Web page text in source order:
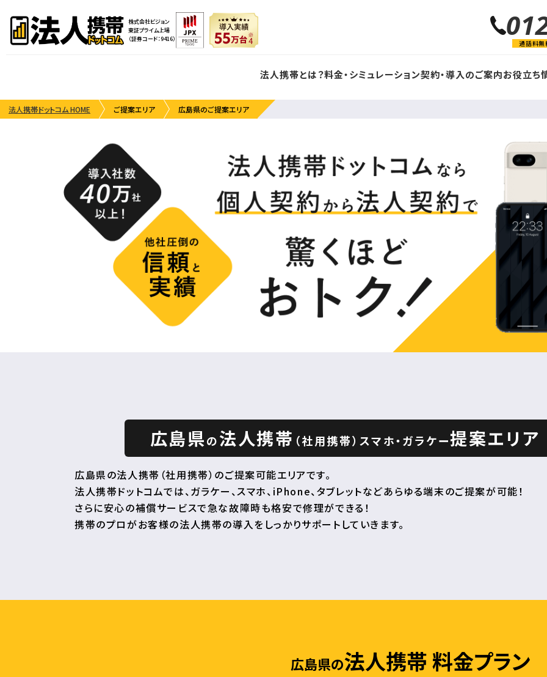
株式会社ビジョン
東証プライム上場
（証券コード：9416）
通話料無
法人携帯とは？料金・シミュレーション契約・導入のご案内お役立ち
法人携帯ドットコム HOME ご提案エリア 広島県のご提案エリア
広島県の法人携帯 （社用携帯） スマホ・ガラケー提案エリア
広島県の法人携帯（社用携帯）のご提案可能エリアです。
法人携帯ドットコムでは、ガラケー、スマホ、iPhone、タブレットなどあらゆる端末のご提案が可能！
さらに安心の補償サービスで急な故障時も格安で修理ができる！
携帯のプロがお客様の法人携帯の導入をしっかりサポートしていきます。
広島県の法人携帯 料金プラン